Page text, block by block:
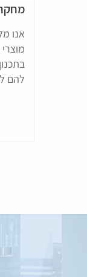
אנו
להם